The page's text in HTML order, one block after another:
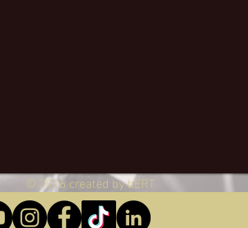
© 2016 created by bERT